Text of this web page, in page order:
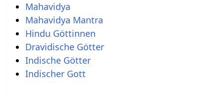
Mahavidya
Mahavidya Mantra
Hindu Göttinnen
Dravidische Götter
Indische Götter
Indischer Gott